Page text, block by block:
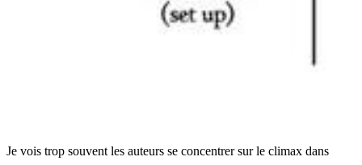
Je vois trop souvent les auteurs se concentrer sur le climax dans